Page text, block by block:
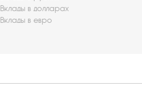
Вклады в долларах
Вклады в евро